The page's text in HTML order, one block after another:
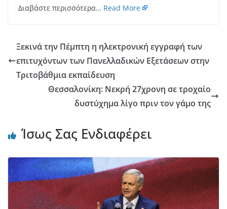
Διαβάστε περισσότερα… Read More
Ξεκινά την Πέμπτη η ηλεκτρονική εγγραφή των
επιτυχόντων των Πανελλαδικών Εξετάσεων στην
Τριτοβάθμια εκπαίδευση
Θεσσαλονίκη: Νεκρή 27χρονη σε τροχαίο
δυστύχημα λίγο πριν τον γάμο της
Ίσως Σας Ενδιαφέρει